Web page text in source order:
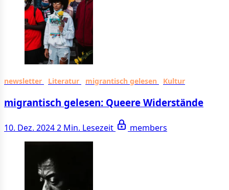
newsletter Literatur migrantisch gelesen Kultur
migrantisch gelesen: Queere Widerstände
10. Dez. 20242 Min. Lesezeit members